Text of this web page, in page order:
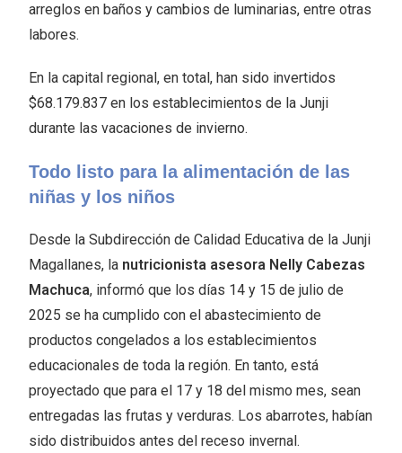
arreglos en baños y cambios de luminarias, entre otras
labores.
En la capital regional, en total, han sido invertidos
$68.179.837 en los establecimientos de la Junji
durante las vacaciones de invierno.
Todo listo para la alimentación de las
niñas y los niños
Desde la Subdirección de Calidad Educativa de la Junji
Magallanes, la nutricionista asesora Nelly Cabezas
Machuca, informó que los días 14 y 15 de julio de
2025 se ha cumplido con el abastecimiento de
productos congelados a los establecimientos
educacionales de toda la región. En tanto, está
proyectado que para el 17 y 18 del mismo mes, sean
entregadas las frutas y verduras. Los abarrotes, habían
sido distribuidos antes del receso invernal.